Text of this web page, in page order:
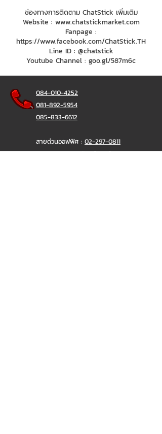
ช่องทางการติดตาม ChatStick เพิ่มเติม
Website : www.chatstickmarket.com
Fanpage :
https://www.facebook.com/ChatStick.TH
Line ID : @chatstick
Youtube Channel : goo.gl/587m6c
084-010-4252
081-892-5954
085-833-6612
สายด่วนออฟฟิศ : 02-297-0811
034-900-165( จันทร์-ศุกร์)